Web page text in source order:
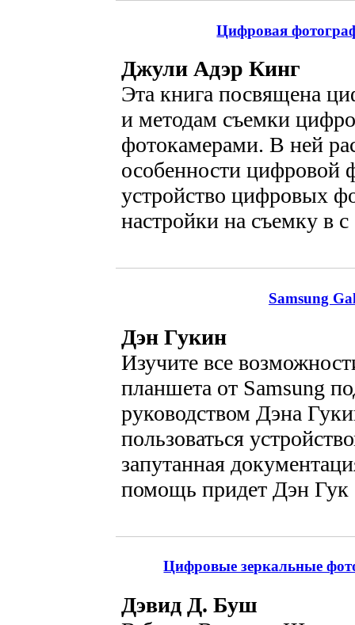
Цифровая
Джули Адэр Кинг
Эта книга посвящена
и методам съемки
фотокамерами. В ней
особенности цифровой
устройство цифровых
настройки на съемку в
Samsung
Дэн Гукин
Изучите все
планшета от Samsung
руководством Дэна
пользоваться
запутанная
помощь придет Дэн
Цифровые зеркальные
Дэвид Д. Буш